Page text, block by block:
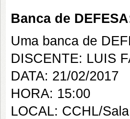
Banca de
Uma banca de
DISCENTE: LUIS
DATA: 21/02/2017
HORA: 15:00
LOCAL: CCHL/